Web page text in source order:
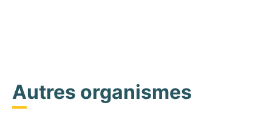
Autres organismes